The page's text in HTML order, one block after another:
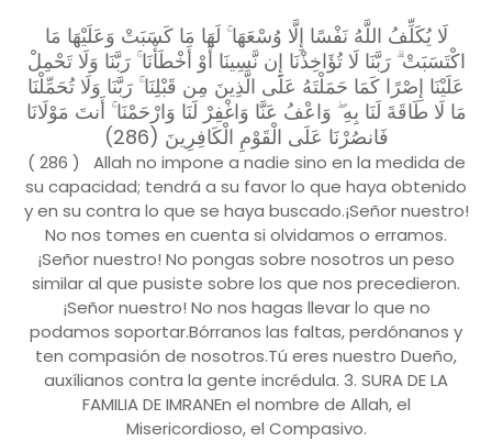
لَا يُكَلِّفُ اللَّهُ نَفْسًا إِلَّا وُسْعَهَا ۚ لَهَا مَا كَسَبَتْ وَعَلَيْهَا مَا
اكْتَسَبَتْ ۗ رَبَّنَا لَا تُؤَاخِذْنَا إِن نَّسِينَا أَوْ أَخْطَأْنَا ۚ رَبَّنَا وَلَا تَحْمِلْ
عَلَيْنَا إِصْرًا كَمَا حَمَلْتَهُ عَلَى الَّذِينَ مِن قَبْلِنَا ۚ رَبَّنَا وَلَا تُحَمِّلْنَا
مَا لَا طَاقَةَ لَنَا بِهِ ۖ وَاعْفُ عَنَّا وَاغْفِرْ لَنَا وَارْحَمْنَا ۚ أَنتَ مَوْلَانَا
فَانصُرْنَا عَلَى الْقَوْمِ الْكَافِرِينَ (286)
( 286 ) Allah no impone a nadie sino en la medida de
su capacidad; tendrá a su favor lo que haya obtenido
y en su contra lo que se haya buscado.¡Señor nuestro!
No nos tomes en cuenta si olvidamos o erramos.
¡Señor nuestro! No pongas sobre nosotros un peso
similar al que pusiste sobre los que nos precedieron.
¡Señor nuestro! No nos hagas llevar lo que no
podamos soportar.Bórranos las faltas, perdónanos y
ten compasión de nosotros.Tú eres nuestro Dueño,
auxílianos contra la gente incrédula. 3. SURA DE LA
FAMILIA DE IMRANEn el nombre de Allah, el
Misericordioso, el Compasivo.